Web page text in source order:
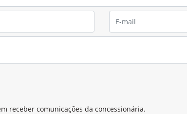
receber comunicações da concessionária.